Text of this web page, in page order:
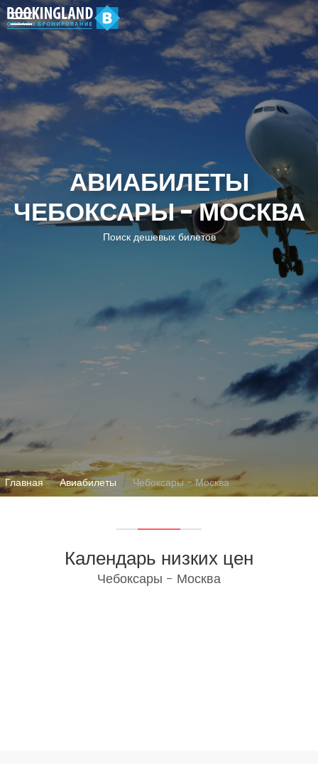
АВИАБИЛЕТЫ
ЧЕБОКСАРЫ - МОСКВА
Поиск дешевых билетов
Главная Авиабилеты Чебоксары - Москва
Календарь низких цен
Чебоксары - Москва